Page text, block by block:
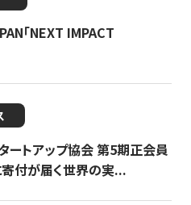
「NEXT IMPACT
ートアップ協会 第5期正会員
寄付が届く世界の実...